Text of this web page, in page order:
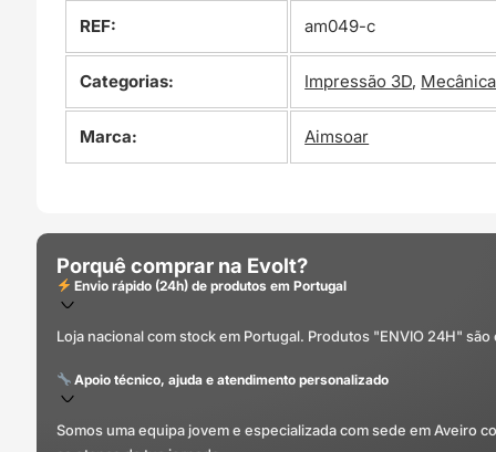
REF: am049-c
Categorias: Impressão 3D, Mecânica
Marca: Aimsoar
Porquê comprar na Evolt?
Envio rápido (24h) de produtos em Portugal
Loja nacional com stock em Portugal. Produtos "ENVIO 24H"
Apoio técnico, ajuda e atendimento personalizado
Somos uma equipa jovem e especializada com sede em Aveiro